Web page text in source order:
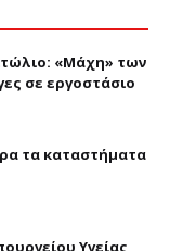
«Μάχη» των
σε εργοστάσιο
τα καταστήματα
Υγείας